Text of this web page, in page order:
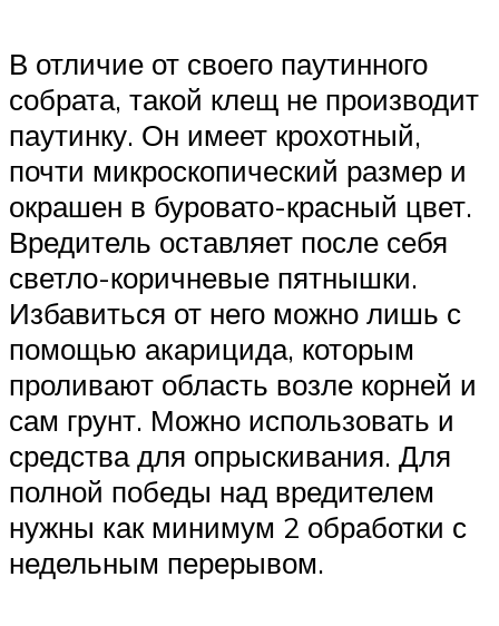
В отличие от своего паутинного
собрата, такой клещ не производит
паутинку. Он имеет крохотный,
почти микроскопический размер и
окрашен в буровато-красный цвет.
Вредитель оставляет после себя
светло-коричневые пятнышки.
Избавиться от него можно лишь с
помощью акарицида, которым
проливают область возле корней и
сам грунт. Можно использовать и
средства для опрыскивания. Для
полной победы над вредителем
нужны как минимум 2 обработки с
недельным перерывом.